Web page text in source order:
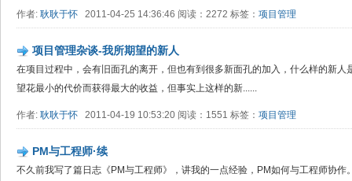
作者: 耿耿于怀 2011-04-25 14:36:46 阅读：2272 标签： 项目管理
项目管理杂谈-我所期望的新人
在项目过程中，会有旧面孔的离开，但也有到很多新面孔的加入，什么样的新
望花最小的代价而获得最大的收益，但事实上这样的新......
作者: 耿耿于怀 2011-04-19 10:53:20 阅读：1551 标签： 项目管理
PM与工程师·续
不久前我写了篇日志《PM与工程师》，讲我的一点经验，PM如何与工程师协